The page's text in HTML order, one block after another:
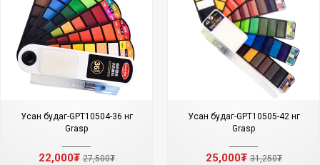
Усан будаг-GPT10504-36 өнгө
Grasp
22,000₮27,500₮
Усан будаг-GPT10505-42 өнгө
Grasp
25,000₮31,250₮